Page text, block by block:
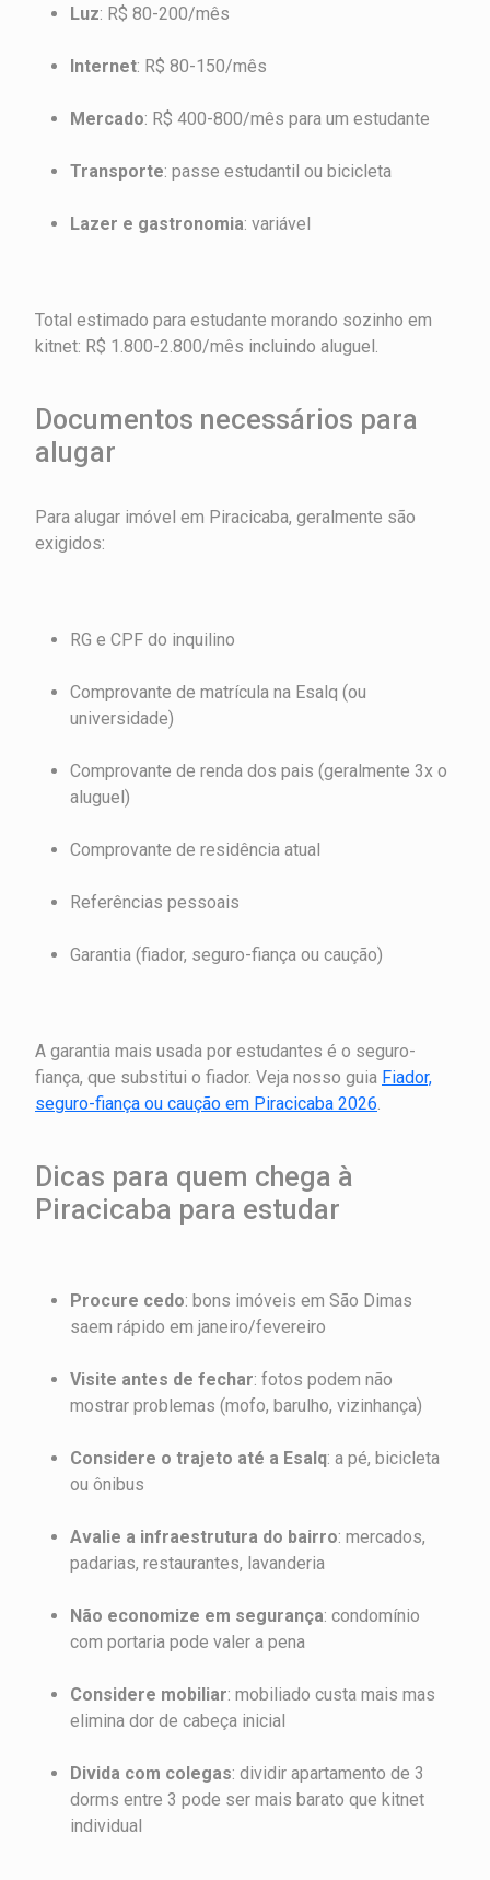
Luz: R$ 80-200/mês
Internet: R$ 80-150/mês
Mercado: R$ 400-800/mês para um estudante
Transporte: passe estudantil ou bicicleta
Lazer e gastronomia: variável
Total estimado para estudante morando sozinho em
kitnet: R$ 1.800-2.800/mês incluindo aluguel.
Documentos necessários para
alugar
Para alugar imóvel em Piracicaba, geralmente são
exigidos:
RG e CPF do inquilino
Comprovante de matrícula na Esalq (ou
universidade)
Comprovante de renda dos pais (geralmente 3x o
aluguel)
Comprovante de residência atual
Referências pessoais
Garantia (fiador, seguro-fiança ou caução)
A garantia mais usada por estudantes é o seguro-
fiança, que substitui o fiador. Veja nosso guia Fiador,
seguro-fiança ou caução em Piracicaba 2026.
Dicas para quem chega à
Piracicaba para estudar
Procure cedo: bons imóveis em São Dimas
saem rápido em janeiro/fevereiro
Visite antes de fechar: fotos podem não
mostrar problemas (mofo, barulho, vizinhança)
Considere o trajeto até a Esalq: a pé, bicicleta
ou ônibus
Avalie a infraestrutura do bairro: mercados,
padarias, restaurantes, lavanderia
Não economize em segurança: condomínio
com portaria pode valer a pena
Considere mobiliar: mobiliado custa mais mas
elimina dor de cabeça inicial
Divida com colegas: dividir apartamento de 3
dorms entre 3 pode ser mais barato que kitnet
individual